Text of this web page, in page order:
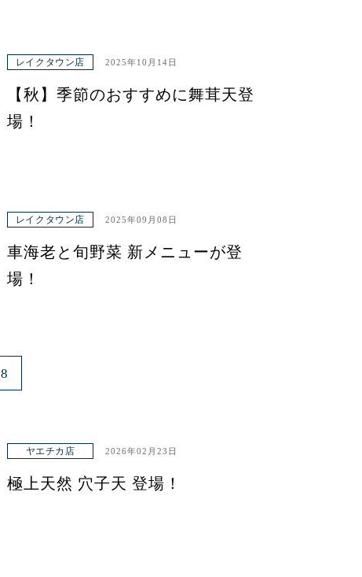
レイクタウン店 2025年10月14日
【秋】季節のおすすめに舞茸天登
場！
レイクタウン店 2025年09月08日
車海老と旬野菜 新メニューが登
場！
8
ヤエチカ店 2026年02月23日
極上天然 穴子天 登場！